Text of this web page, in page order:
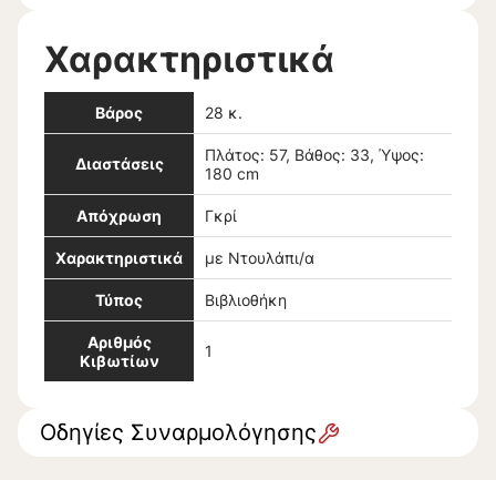
Χαρακτηριστικά
Βάρος 28 κ.
Διαστάσεις
Πλάτος: 57, Βάθος: 33, Ύψος:
180 cm
Απόχρωση Γκρί
Χαρακτηριστικά με Ντουλάπι/α
Τύπος Βιβλιοθήκη
Αριθμός
Κιβωτίων
1
Οδηγίες Συναρμολόγησης